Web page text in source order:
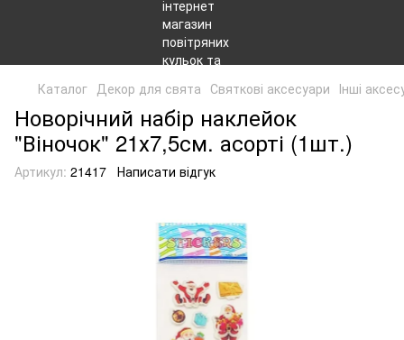
Каталог Декор для свята Святкові аксесуари Інші
Новорічний набір наклейок
"Віночок" 21х7,5см. асорті (1шт.)
Артикул: 21417 Написати відгук